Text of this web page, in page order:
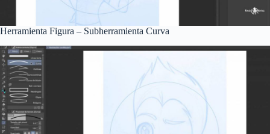
Herramienta Figura – Subherramienta Curva